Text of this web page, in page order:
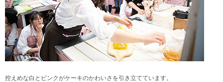
控えめな白とピンクがケーキのかわいさを引き立てています。